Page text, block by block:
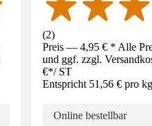
(2)
Preis — 4,95 € * Alle
und ggf. zzgl.
€*/ ST
Entspricht 51,56 € pro kg
Online bestellbar